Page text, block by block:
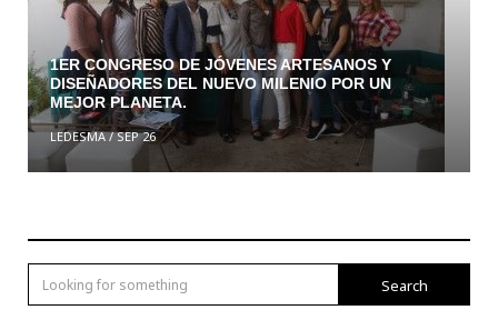
1ER CONGRESO DE JÓVENES ARTESANOS Y
DISEÑADORES DEL NUEVO MILENIO POR UN
MEJOR PLANETA.
LEDESMA/SEP 26
Search